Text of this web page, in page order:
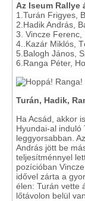
Az Iseum Rallye
1.Turán Frigyes,
2.Hadik András,
3. Vincze
4..Kazár Miklós,
5.Balogh János,
6.Ranga Péter,
Turán, Hadik,
Ha Acsád, akkor
Hyundai-al induló
leggyorsabban.
András jött be
teljesítménnyel
pozícióban
idővel zárta a
élen: Turán vette
lőtávolon belül van.